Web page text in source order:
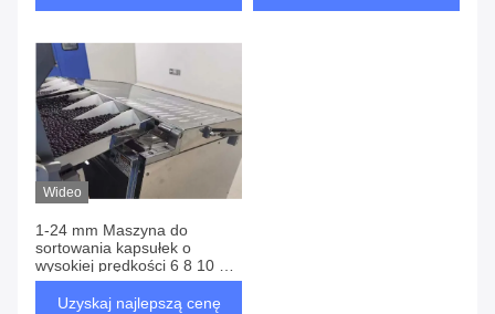
Wideo
1-24 mm Maszyna do
sortowania kapsułek o
wysokiej prędkości 6 8 10 12
kanał
Uzyskaj najlepszą cenę